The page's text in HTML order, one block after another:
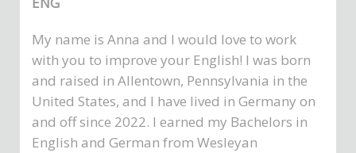
My name is Anna and I would love to work
with you to improve your English! I was born
and raised in Allentown, Pennsylvania in the
United States, and I have lived in Germany on
and off since 2022. I earned my Bachelors in
English and German from Wesleyan